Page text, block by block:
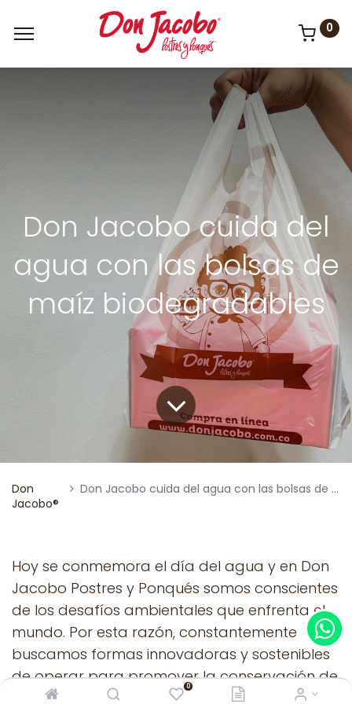
0
0
Don Jacobo cuida del
agua con las bolsas de
maíz biodegradables
Don
Jacobo®
Don Jacobo cuida del agua con las bolsas de maíz biodegradables
Hoy se conmemora el día del agua y en Don
Jacobo Postres y Ponqués somos conscientes
de los desafíos ambientales que enfrenta el
mundo. Por esta razón, constantemente
buscamos formas innovadoras y sostenibles
de operar para promover la conservación de
la naturaleza.